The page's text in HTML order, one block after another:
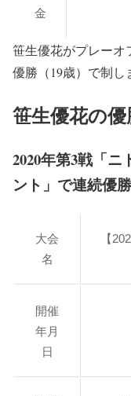
金
笹生優花がプレーオ
優勝（19歳）で制し
笹生優花の優
2020年第3戦「
ント」で連続優勝
大会
名
【
開催
年月
日